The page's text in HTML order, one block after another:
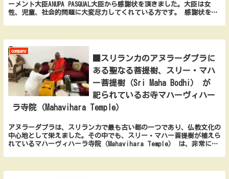
ーメント大臣ANUPA PASQUAL大臣から感謝状を頂きました。大臣は女
性、児童、社会的問題に大変尽力してくれている方です。 感謝状を頂
company
■スリランカのアヌラーダプラに
ある聖なる菩提樹、スリー・マハ
ー菩提樹（Sri Maha Bodhi） が
祀られているお寺マハーヴィハー
ラ寺院（Mahavihara Temple）
アヌラーダプラは、スリランカで最も古い都の一つであり、仏教文化の
中心地として栄えました。その中でも、スリー・マハー菩提樹が植えら
れているマハーヴィハーラ寺院（Mahavihara Temple） は、非常に重